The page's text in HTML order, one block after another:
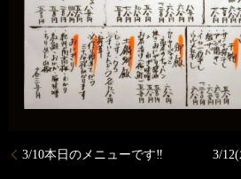
3/10本日のメニューです‼️ 3/